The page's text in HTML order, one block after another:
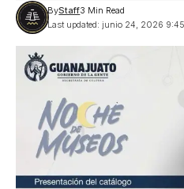
Last updated: junio 24, 2026
ByStaff3 Min Read